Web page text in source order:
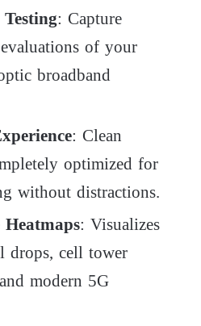
: Capture
of your
broadband
: Clean
optimized for
without distractions.
: Visualizes
drops, cell tower
modern 5G